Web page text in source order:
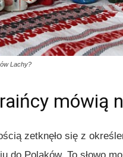
Lachy?
mówią
zetknęło się z